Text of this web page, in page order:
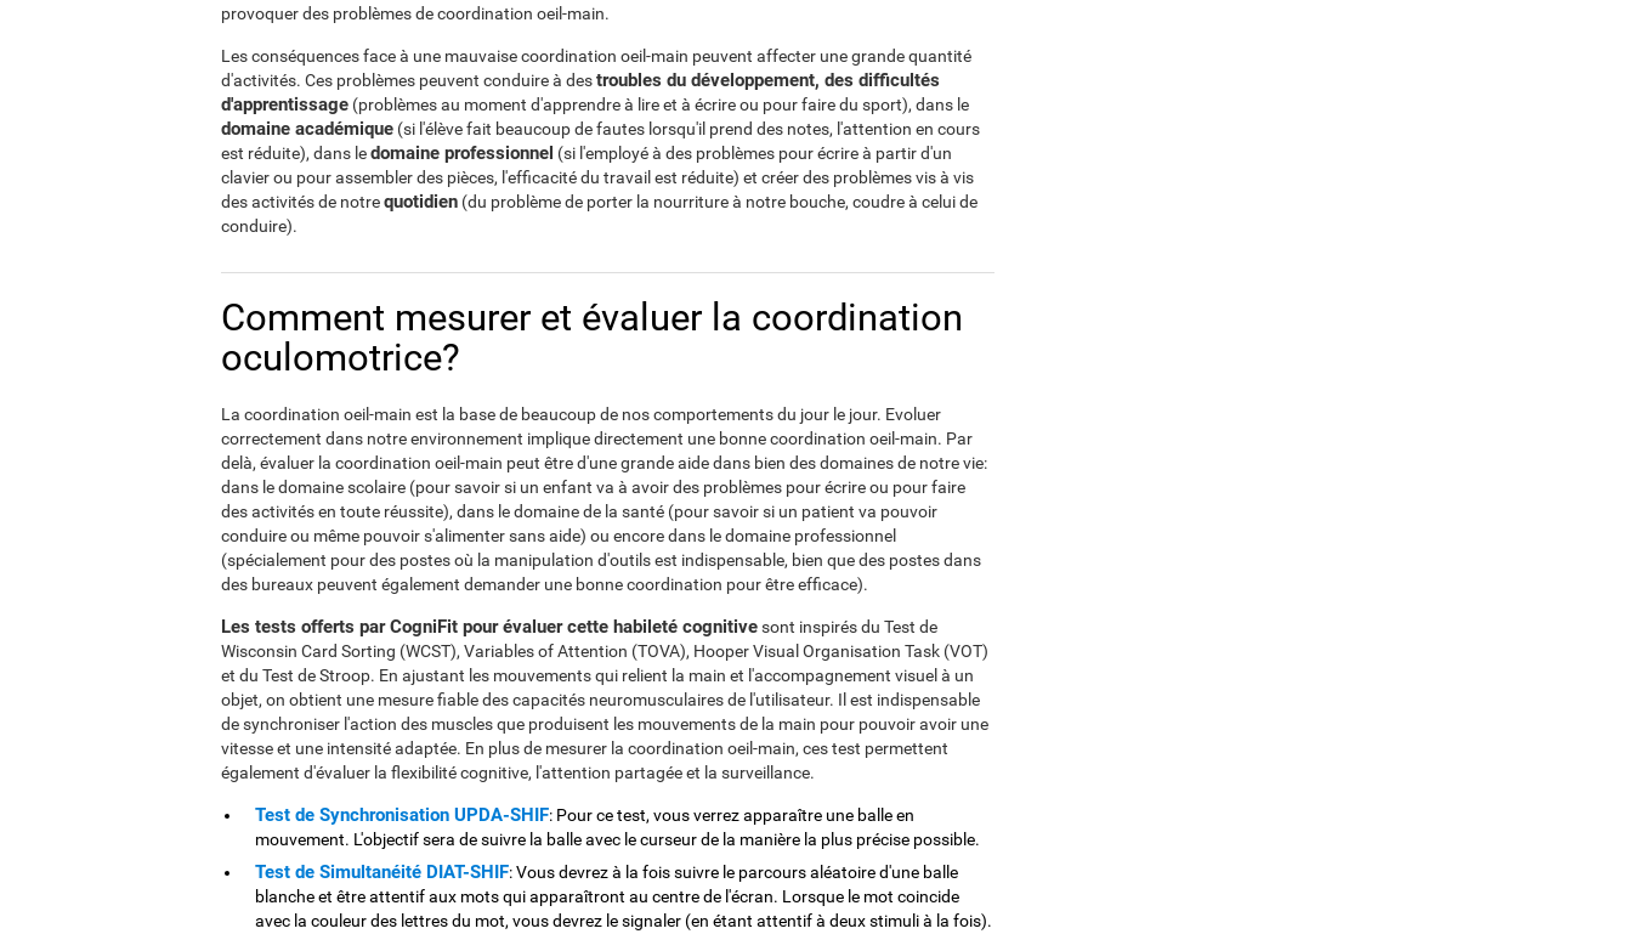
provoquer des problèmes de coordination oeil-main.
Les conséquences face à une mauvaise coordination oeil-main peuvent affecter une grande quantité
d'activités. Ces problèmes peuvent conduire à destroubles du développement, des difficultés
d'apprentissage (problèmes au moment d'apprendre à lire et à écrire ou pour faire du sport), dans le
domaine académique (si l'élève fait beaucoup de fautes lorsqu'il prend des notes, l'attention en cours
est réduite), dans ledomaine professionnel (si l'employé à des problèmes pour écrire à partir d'un
clavier ou pour assembler des pièces, l'efficacité du travail est réduite) et créer des problèmes vis à vis
des activités de notrequotidien (du problème de porter la nourriture à notre bouche, coudre à celui de
conduire).
Comment mesurer et évaluer la coordination
oculomotrice?
La coordination oeil-main est la base de beaucoup de nos comportements du jour le jour. Evoluer
correctement dans notre environnement implique directement une bonne coordination oeil-main. Par
delà, évaluer la coordination oeil-main peut être d'une grande aide dans bien des domaines de notre vie:
dans le domaine scolaire (pour savoir si un enfant va à avoir des problèmes pour écrire ou pour faire
des activités en toute réussite), dans le domaine de la santé (pour savoir si un patient va pouvoir
conduire ou même pouvoir s'alimenter sans aide) ou encore dans le domaine professionnel
(spécialement pour des postes où la manipulation d'outils est indispensable, bien que des postes dans
des bureaux peuvent également demander une bonne coordination pour être efficace).
Les tests offerts par CogniFit pour évaluer cette habileté cognitivesont inspirés du Test de
Wisconsin Card Sorting (WCST), Variables of Attention (TOVA), Hooper Visual Organisation Task (VOT)
et du Test de Stroop. En ajustant les mouvements qui relient la main et l'accompagnement visuel à un
objet, on obtient une mesure fiable des capacités neuromusculaires de l'utilisateur. Il est indispensable
de synchroniser l'action des muscles que produisent les mouvements de la main pour pouvoir avoir une
vitesse et une intensité adaptée. En plus de mesurer la coordination oeil-main, ces test permettent
également d'évaluer la flexibilité cognitive, l'attention partagée et la surveillance.
Test de Synchronisation UPDA-SHIF: Pour ce test, vous verrez apparaître une balle en
mouvement. L'objectif sera de suivre la balle avec le curseur de la manière la plus précise possible.
Test de Simultanéité DIAT-SHIF: Vous devrez à la fois suivre le parcours aléatoire d'une balle
blanche et être attentif aux mots qui apparaîtront au centre de l'écran. Lorsque le mot coincide
avec la couleur des lettres du mot, vous devrez le signaler (en étant attentif à deux stimuli à la fois).